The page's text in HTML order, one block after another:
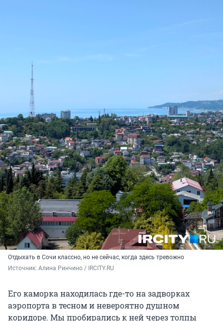
Отдыхать в Сочи классно, но не сейчас, когда здесь тревожно
Источник: Алина Ринчино / IRCITY.RU
Его каморка находилась где-то на задворках
аэропорта в тесном и невероятно душном
коридоре. Мы пробирались к ней через толпы